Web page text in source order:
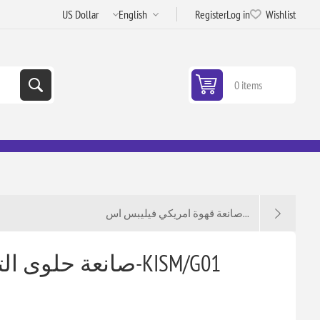
RegisterLog in Wishlist
0 items
صانعة قهوة امريكي فيليبس اس...
صانعة حلوى التشورو كيون 750 واط-KISM/G01